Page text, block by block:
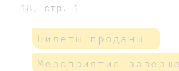
18, стр. 1
Билеты проданы
Мероприятие